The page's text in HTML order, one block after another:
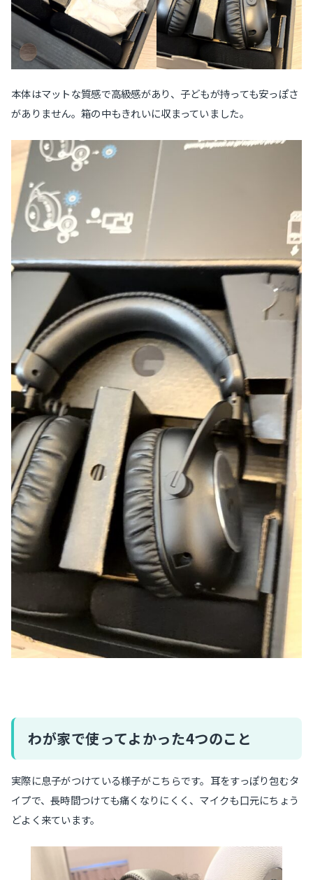
本体はマットな質感で高級感があり、子どもが持っても安っぽさ
がありません。箱の中もきれいに収まっていました。
わが家で使ってよかった4つのこと
実際に息子がつけている様子がこちらです。耳をすっぽり包むタ
イプで、長時間つけても痛くなりにくく、マイクも口元にちょう
どよく来ています。